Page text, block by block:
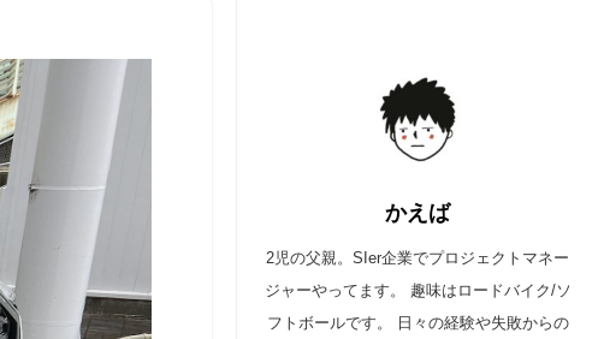
かえば
2児の父親。SIer企業でプロジェクトマネー
ジャーやってます。 趣味はロードバイク/ソ
フトボールです。 日々の経験や失敗からの